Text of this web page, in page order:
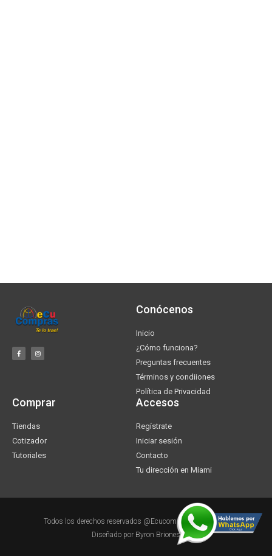
Conócenos
Inicio
¿Cómo funciona?
Preguntas frecuentes
Términos y condiiones
Política de Privacidad
Comprar
Tiendas
Cotizador
Tutoriales
Accesos
Regístrate
Iniciar sesión
Contacto
Tu dirección en Miami
Todos los derechos reservados @Ecucompras 2018-2019
Diseñado por Byron Briones